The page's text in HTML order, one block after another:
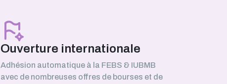
Ouverture internationale
Adhésion automatique à la FEBS & IUBMB
avec de nombreuses offres de bourses et de